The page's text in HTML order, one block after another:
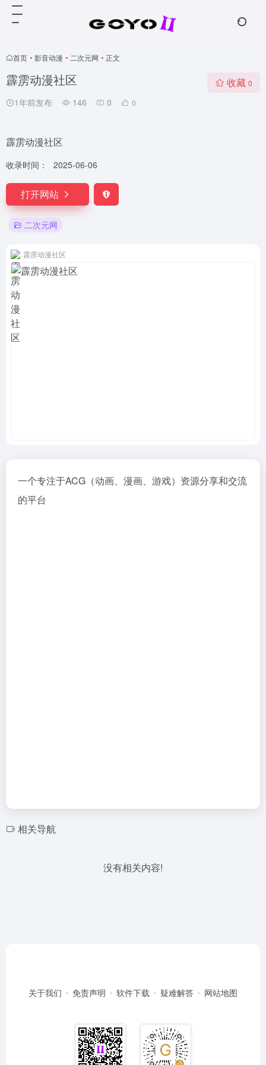
首页 • 影音动漫 • 二次元网 • 正文
霹雳动漫社区
1年前发布 146 0 0
收藏 0
霹雳动漫社区
收录时间： 2025-06-06
打开网站
二次元网
霹雳动漫社区
一个专注于ACG（动画、漫画、游戏）资源分享和交流
的平台
相关导航
没有相关内容!
关于我们 免责声明 软件下载 疑难解答 网站地图